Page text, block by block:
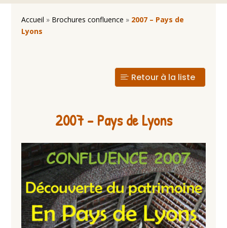
Accueil » Brochures confluence » 2007 – Pays de
Lyons
Retour à la liste
2007 – Pays de Lyons